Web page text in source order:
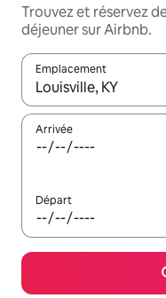
Trouvez et réservez
déjeuner sur Airbnb.
Emplacement
Quand les résultats
Arrivée
Départ